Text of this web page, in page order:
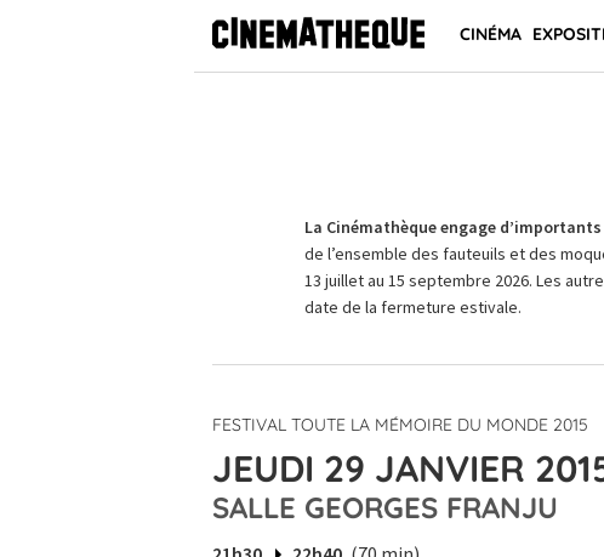
CINÉMA
La Cinémathèque engage
de l’ensemble des fauteuils et des
13 juillet au 15 septembre 2026. Les
date de la fermeture estivale.
FESTIVAL TOUTE LA MÉMOIRE DU MONDE 2015
JEUDI 29 JANVIER
SALLE GEORGES FRANJU